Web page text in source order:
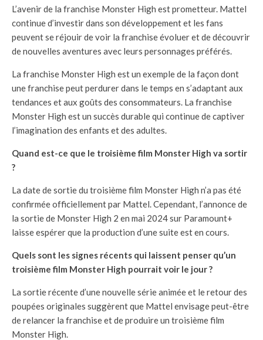
L’avenir de la franchise Monster High est prometteur. Mattel
continue d’investir dans son développement et les fans
peuvent se réjouir de voir la franchise évoluer et de découvrir
de nouvelles aventures avec leurs personnages préférés.
La franchise Monster High est un exemple de la façon dont
une franchise peut perdurer dans le temps en s’adaptant aux
tendances et aux goûts des consommateurs. La franchise
Monster High est un succès durable qui continue de captiver
l’imagination des enfants et des adultes.
Quand est-ce que le troisième film Monster High va sortir
?
La date de sortie du troisième film Monster High n’a pas été
confirmée officiellement par Mattel. Cependant, l’annonce de
la sortie de Monster High 2 en mai 2024 sur Paramount+
laisse espérer que la production d’une suite est en cours.
Quels sont les signes récents qui laissent penser qu’un
troisième film Monster High pourrait voir le jour ?
La sortie récente d’une nouvelle série animée et le retour des
poupées originales suggèrent que Mattel envisage peut-être
de relancer la franchise et de produire un troisième film
Monster High.